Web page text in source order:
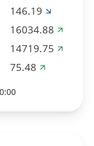
146.19
16034.88
14719.75
75.48